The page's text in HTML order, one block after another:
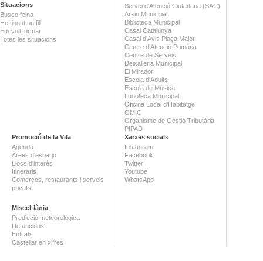
Situacions
Busco feina
He tingut un fill
Em vull formar
Totes les situacions
Servei d'Atenció Ciutadana (SAC)
Arxiu Municipal
Biblioteca Municipal
Casal Catalunya
Casal d'Avis Plaça Major
Centre d'Atenció Primària
Centre de Serveis
Deixalleria Municipal
El Mirador
Escola d'Adults
Escola de Música
Ludoteca Municipal
Oficina Local d'Habitatge
OMIC
Organisme de Gestió Tributària
PIPAD
Promoció de la Vila
Agenda
Àrees d'esbarjo
Llocs d'interès
Itineraris
Comerços, restaurants i serveis
privats
Miscel·lània
Predicció meteorològica
Defuncions
Entitats
Castellar en xifres
Xarxes socials
Instagram
Facebook
Twitter
Youtube
WhatsApp